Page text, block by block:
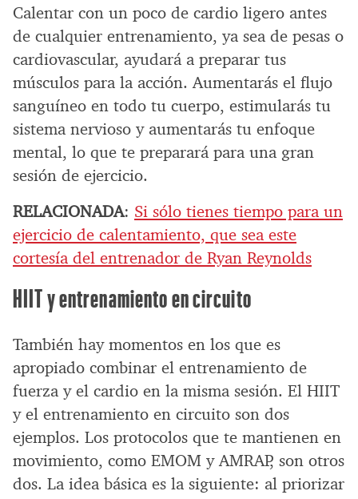
Calentar con un poco de cardio ligero antes
de cualquier entrenamiento, ya sea de pesas o
cardiovascular, ayudará a preparar tus
músculos para la acción. Aumentarás el flujo
sanguíneo en todo tu cuerpo, estimularás tu
sistema nervioso y aumentarás tu enfoque
mental, lo que te preparará para una gran
sesión de ejercicio.
RELACIONADA: Si sólo tienes tiempo para un
ejercicio de calentamiento, que sea este
cortesía del entrenador de Ryan Reynolds
HIIT y entrenamiento en circuito
También hay momentos en los que es
apropiado combinar el entrenamiento de
fuerza y el cardio en la misma sesión. El HIIT
y el entrenamiento en circuito son dos
ejemplos. Los protocolos que te mantienen en
movimiento, como EMOM y AMRAP, son otros
dos. La idea básica es la siguiente: al priorizar